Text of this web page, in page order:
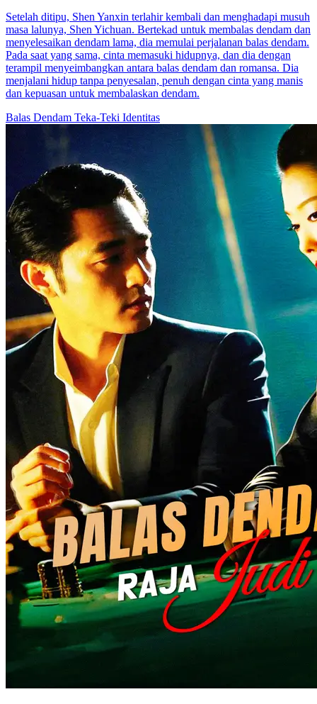
Setelah ditipu, Shen Yanxin terlahir kembali dan menghadapi musuh
masa lalunya, Shen Yichuan. Bertekad untuk membalas dendam dan
menyelesaikan dendam lama, dia memulai perjalanan balas dendam.
Pada saat yang sama, cinta memasuki hidupnya, dan dia dengan
terampil menyeimbangkan antara balas dendam dan romansa. Dia
menjalani hidup tanpa penyesalan, penuh dengan cinta yang manis
dan kepuasan untuk membalaskan dendam.
Balas Dendam Teka-Teki Identitas